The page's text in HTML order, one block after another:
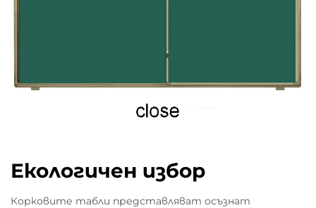
Екологичен избор
Корковите табли представляват осъзнат